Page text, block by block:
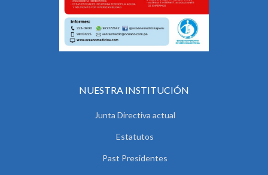
NUESTRA INSTITUCIÓN
Junta Directiva actual
Estatutos
Past Presidentes